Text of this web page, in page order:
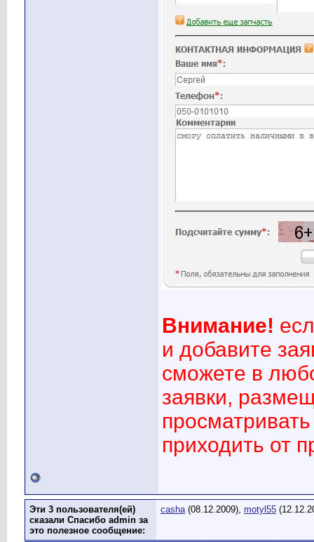
Внимание!
и добавите
сможете в
заявки,
приходить от
Эти 3 пользователя(ей)
сказали Спасибо admin за
это полезное сообщение:
casha(08.12.2009), motyl55